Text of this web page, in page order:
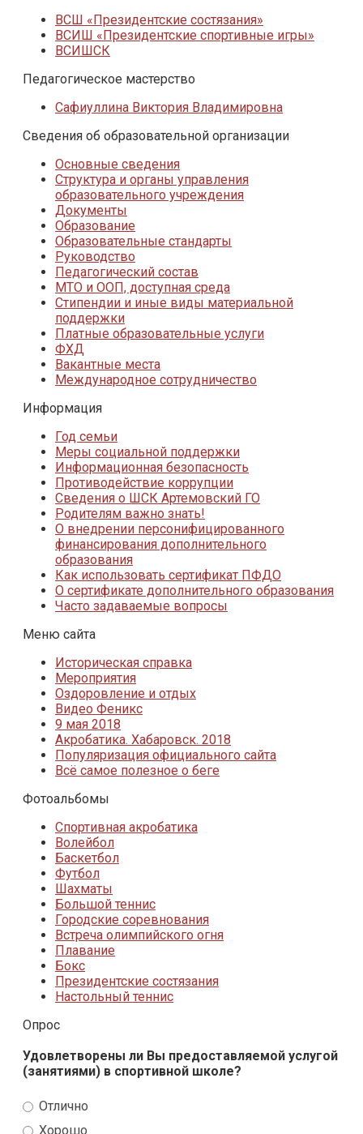
ВСШ «Президентские состязания»
ВСИШ «Президентские спортивные игры»
ВСИШСК
Педагогическое мастерство
Сафиуллина Виктория Владимировна
Сведения об образовательной организации
Основные сведения
Структура и органы управления
образовательного учреждения
Документы
Образование
Образовательные стандарты
Руководство
Педагогический состав
МТО и ООП, доступная среда
Стипендии и иные виды материальной
поддержки
Платные образовательные услуги
ФХД
Вакантные места
Международное сотрудничество
Информация
Год семьи
Меры социальной поддержки
Информационная безопасность
Противодействие коррупции
Сведения о ШСК Артемовский ГО
Родителям важно знать!
О внедрении персонифицированного
финансирования дополнительного
образования
Как использовать сертификат ПФДО
О сертификате дополнительного образования
Часто задаваемые вопросы
Меню сайта
Историческая справка
Мероприятия
Оздоровление и отдых
Видео Феникс
9 мая 2018
Акробатика. Хабаровск. 2018
Популяризация официального сайта
Всё самое полезное о беге
Фотоальбомы
Спортивная акробатика
Волейбол
Баскетбол
Футбол
Шахматы
Большой теннис
Городские соревнования
Встреча олимпийского огня
Плавание
Бокс
Президентские состязания
Настольный теннис
Опрос
Удовлетворены ли Вы предоставляемой услугой
(занятиями) в спортивной школе?
Отлично
Хорошо